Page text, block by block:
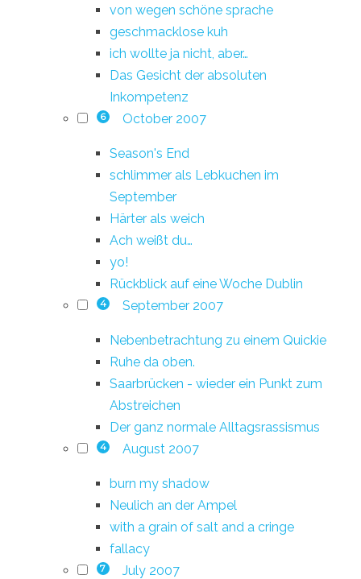
von wegen schöne sprache
geschmacklose kuh
ich wollte ja nicht, aber…
Das Gesicht der absoluten
Inkompetenz
6 October 2007
Season's End
schlimmer als Lebkuchen im
September
Härter als weich
Ach weißt du…
yo!
Rückblick auf eine Woche Dublin
4 September 2007
Nebenbetrachtung zu einem Quickie
Ruhe da oben.
Saarbrücken - wieder ein Punkt zum
Abstreichen
Der ganz normale Alltagsrassismus
4 August 2007
burn my shadow
Neulich an der Ampel
with a grain of salt and a cringe
fallacy
7 July 2007